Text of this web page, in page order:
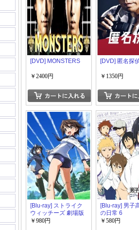
[DVD] MONSTERS
￥2400円
[DVD] 匿名探
￥1350円
[Blu-ray] ストライク
ウィッチーズ 劇場版
￥980円
[Blu-ray] 男子
の日常 6
￥580円